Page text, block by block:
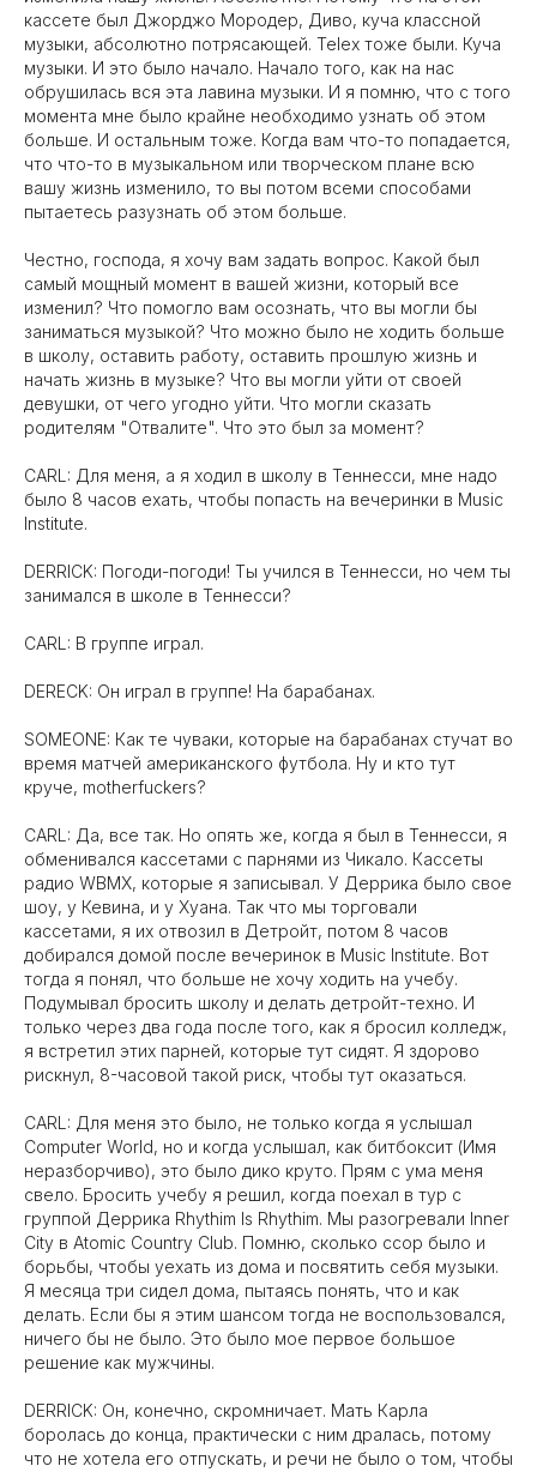
кассете был Джорджо Мородер, Диво, куча классной
музыки, абсолютно потрясающей. Telex тоже были. Куча
музыки. И это было начало. Начало того, как на нас
обрушилась вся эта лавина музыки. И я помню, что с того
момента мне было крайне необходимо узнать об этом
больше. И остальным тоже. Когда вам что-то попадается,
что что-то в музыкальном или творческом плане всю
вашу жизнь изменило, то вы потом всеми способами
пытаетесь разузнать об этом больше.
Честно, господа, я хочу вам задать вопрос. Какой был
самый мощный момент в вашей жизни, который все
изменил? Что помогло вам осознать, что вы могли бы
заниматься музыкой? Что можно было не ходить больше
в школу, оставить работу, оставить прошлую жизнь и
начать жизнь в музыке? Что вы могли уйти от своей
девушки, от чего угодно уйти. Что могли сказать
родителям "Отвалите". Что это был за момент?
CARL: Для меня, а я ходил в школу в Теннесси, мне надо
было 8 часов ехать, чтобы попасть на вечеринки в Music
Institute.
DERRICK: Погоди-погоди! Ты учился в Теннесси, но чем ты
занимался в школе в Теннесси?
CARL: В группе играл.
DERECK: Он играл в группе! На барабанах.
SOMEONE: Как те чуваки, которые на барабанах стучат во
время матчей американского футбола. Ну и кто тут
круче, motherfuckers?
CARL: Да, все так. Но опять же, когда я был в Теннесси, я
обменивался кассетами с парнями из Чикало. Кассеты
радио WBMX, которые я записывал. У Деррика было свое
шоу, у Кевина, и у Хуана. Так что мы торговали
кассетами, я их отвозил в Детройт, потом 8 часов
добирался домой после вечеринок в Music Institute. Вот
тогда я понял, что больше не хочу ходить на учебу.
Подумывал бросить школу и делать детройт-техно. И
только через два года после того, как я бросил колледж,
я встретил этих парней, которые тут сидят. Я здорово
рискнул, 8-часовой такой риск, чтобы тут оказаться.
CARL: Для меня это было, не только когда я услышал
Computer World, но и когда услышал, как битбоксит (Имя
неразборчиво), это было дико круто. Прям с ума меня
свело. Бросить учебу я решил, когда поехал в тур с
группой Деррика Rhythim Is Rhythim. Мы разогревали Inner
City в Atomic Country Club. Помню, сколько ссор было и
борьбы, чтобы уехать из дома и посвятить себя музыки.
Я месяца три сидел дома, пытаясь понять, что и как
делать. Если бы я этим шансом тогда не воспользовался,
ничего бы не было. Это было мое первое большое
решение как мужчины.
DERRICK: Он, конечно, скромничает. Мать Карла
боролась до конца, практически с ним дралась, потому
что не хотела его отпускать, и речи не было о том, чтобы